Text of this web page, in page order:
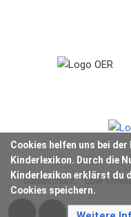
Cookies helfen uns bei
Kinderlexikon. Durch die
Kinderlexikon erklärst du
Cookies speichern.
Datenschutz Über